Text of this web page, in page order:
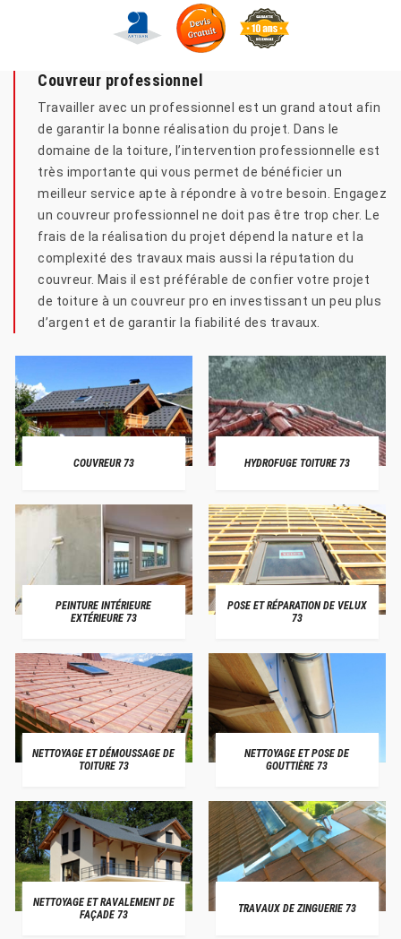
Couvreur professionnel
Travailler avec un professionnel est un grand atout afin
de garantir la bonne réalisation du projet. Dans le
domaine de la toiture, l’intervention professionnelle est
très importante qui vous permet de bénéficier un
meilleur service apte à répondre à votre besoin. Engagez
un couvreur professionnel ne doit pas être trop cher. Le
frais de la réalisation du projet dépend la nature et la
complexité des travaux mais aussi la réputation du
couvreur. Mais il est préférable de confier votre projet
de toiture à un couvreur pro en investissant un peu plus
d’argent et de garantir la fiabilité des travaux.
COUVREUR 73 HYDROFUGE TOITURE 73
PEINTURE INTÉRIEURE
EXTÉRIEURE 73
POSE ET RÉPARATION DE VELUX
73
NETTOYAGE ET DÉMOUSSAGE DE
TOITURE 73
NETTOYAGE ET POSE DE
GOUTTIÈRE 73
NETTOYAGE ET RAVALEMENT DE
FAÇADE 73
TRAVAUX DE ZINGUERIE 73